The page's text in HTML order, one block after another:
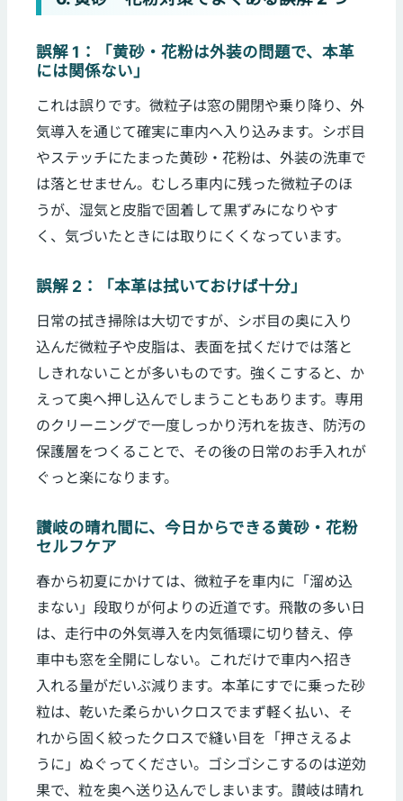
誤解 1：「黄砂・花粉は外装の問題で、本革
には関係ない」
これは誤りです。微粒子は窓の開閉や乗り降り、外
気導入を通じて確実に車内へ入り込みます。シボ目
やステッチにたまった黄砂・花粉は、外装の洗車で
は落とせません。むしろ車内に残った微粒子のほ
うが、湿気と皮脂で固着して黒ずみになりやす
く、気づいたときには取りにくくなっています。
誤解 2：「本革は拭いておけば十分」
日常の拭き掃除は大切ですが、シボ目の奥に入り
込んだ微粒子や皮脂は、表面を拭くだけでは落と
しきれないことが多いものです。強くこすると、か
えって奥へ押し込んでしまうこともあります。専用
のクリーニングで一度しっかり汚れを抜き、防汚の
保護層をつくることで、その後の日常のお手入れが
ぐっと楽になります。
讃岐の晴れ間に、今日からできる黄砂・花粉
セルフケア
春から初夏にかけては、微粒子を車内に「溜め込
まない」段取りが何よりの近道です。飛散の多い日
は、走行中の外気導入を内気循環に切り替え、停
車中も窓を全開にしない。これだけで車内へ招き
入れる量がだいぶ減ります。本革にすでに乗った砂
粒は、乾いた柔らかいクロスでまず軽く払い、そ
れから固く絞ったクロスで縫い目を「押さえるよ
うに」ぬぐってください。ゴシゴシこするのは逆効
果で、粒を奥へ送り込んでしまいます。讃岐は晴れ